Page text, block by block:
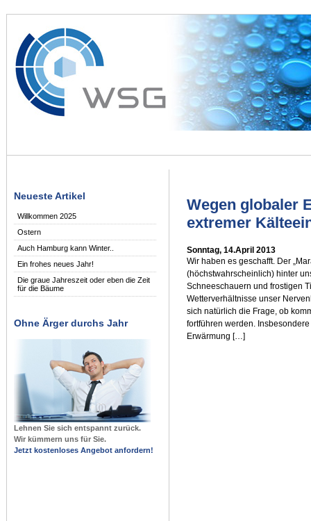
Neueste Artikel
Willkommen 2025
Ostern
Auch Hamburg kann Winter..
Ein frohes neues Jahr!
Die graue Jahreszeit oder eben die Zeit
für die Bäume
Ohne Ärger durchs Jahr
Lehnen Sie sich entspannt zurück.
Wir kümmern uns für Sie.
Jetzt kostenloses Angebot anfordern!
Wegen globaler
extremer
Sonntag, 14.April 2013
Wir haben es geschafft. Der
(höchstwahrscheinlich) hinter
Schneeschauern und frostigen
Wetterverhältnisse unser
sich natürlich die Frage, ob
fortführen werden.
Erwärmung […]